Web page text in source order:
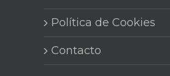
Política de Cookies
Contacto